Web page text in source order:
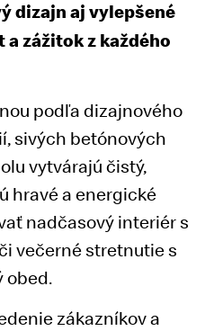
dizajn aj vylepšené
zážitok z každého
podľa dizajnového
sivých betónových
vytvárajú čistý,
hravé a energické
nadčasový interiér s
večerné stretnutie s
obed.
zákazníkov a